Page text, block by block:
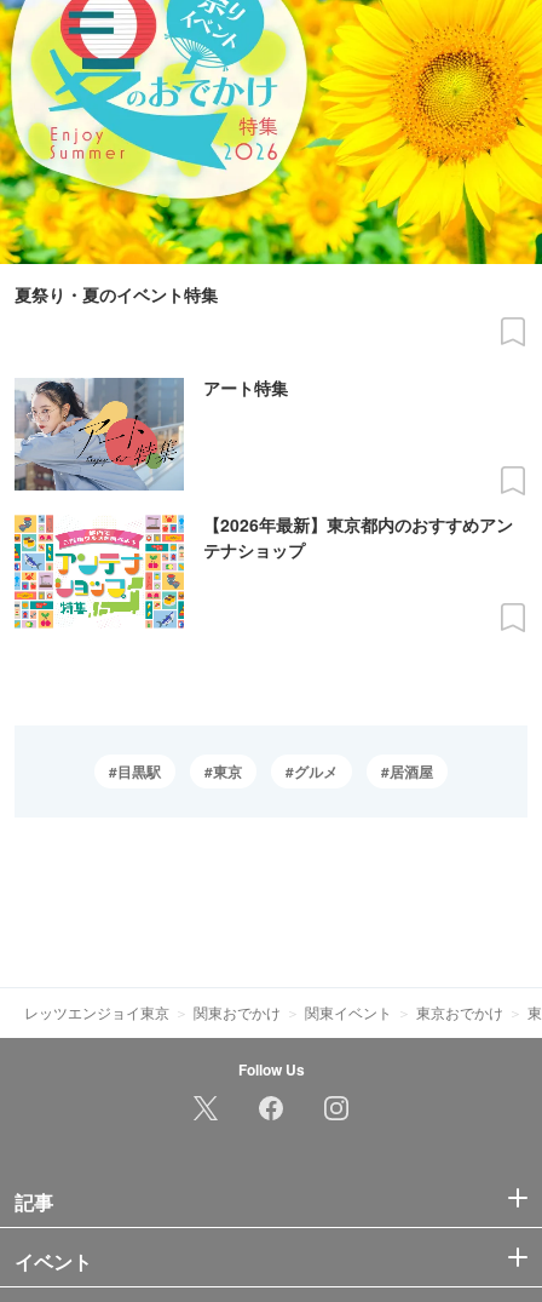
夏祭り・夏のイベント特集
アート特集
【2026年最新】東京都内のおすすめアン
テナショップ
目黒駅 東京 グルメ 居酒屋
レッツエンジョイ東京 関東おでかけ 関東イベント 東京おでかけ
Follow Us
記事
イベント